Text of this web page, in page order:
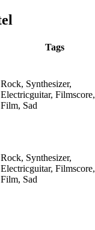
Tags
Rock, Synthesizer,
Electricguitar, Filmscore,
Film, Sad
Rock, Synthesizer,
Electricguitar, Filmscore,
Film, Sad